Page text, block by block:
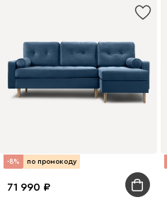
-8% по промокоду
71 990